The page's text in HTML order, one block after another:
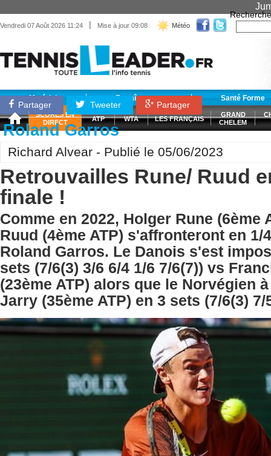
Vendredi 07 Août 2026 11:24 | Mise à jour 09:08 Météo
Matériel Entraînement Santé Forme
SCORES EN
DIRECT
ATP WTA LES FRANÇAIS
GRAND
CHELEM
Partager Tweeter Partager
Roland Garros
Richard Alvear - Publié le 05/06/2023
Retrouvailles Rune/ Ruud
finale !
Comme en 2022, Holger Rune (6ème
Ruud (4ème ATP) s'affronteront en 1/
Roland Garros. Le Danois s'est
sets (7/6(3) 3/6 6/4 1/6 7/6(7)) vs
(23ème ATP) alors que le Norvégien
Jarry (35ème ATP) en 3 sets (7/6(3) 7/